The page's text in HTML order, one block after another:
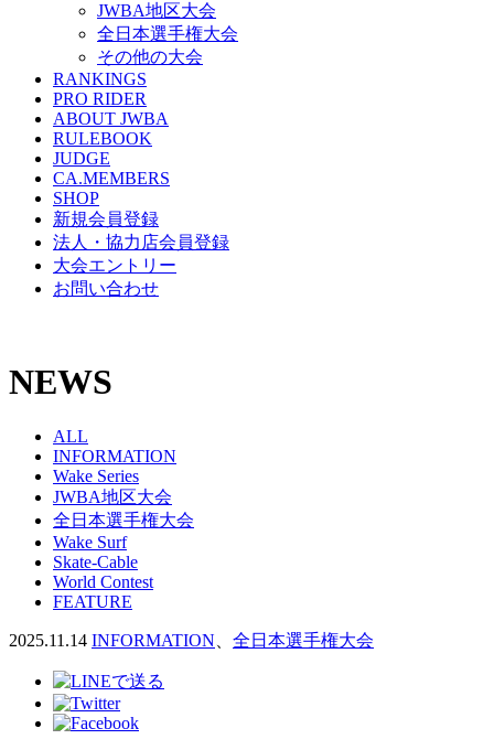
JWBA地区大会
全日本選手権大会
その他の大会
RANKINGS
PRO RIDER
ABOUT JWBA
RULEBOOK
JUDGE
CA.MEMBERS
SHOP
新規会員登録
法人・協力店会員登録
大会エントリー
お問い合わせ
NEWS
ALL
INFORMATION
Wake Series
JWBA地区大会
全日本選手権大会
Wake Surf
Skate-Cable
World Contest
FEATURE
2025.11.14 INFORMATION 全日本選手権大会